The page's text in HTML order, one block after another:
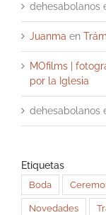
dehesabolanos
Juanma en
MOfilms |
por la Iglesia
dehesabolanos
Etiquetas
Boda
Novedades